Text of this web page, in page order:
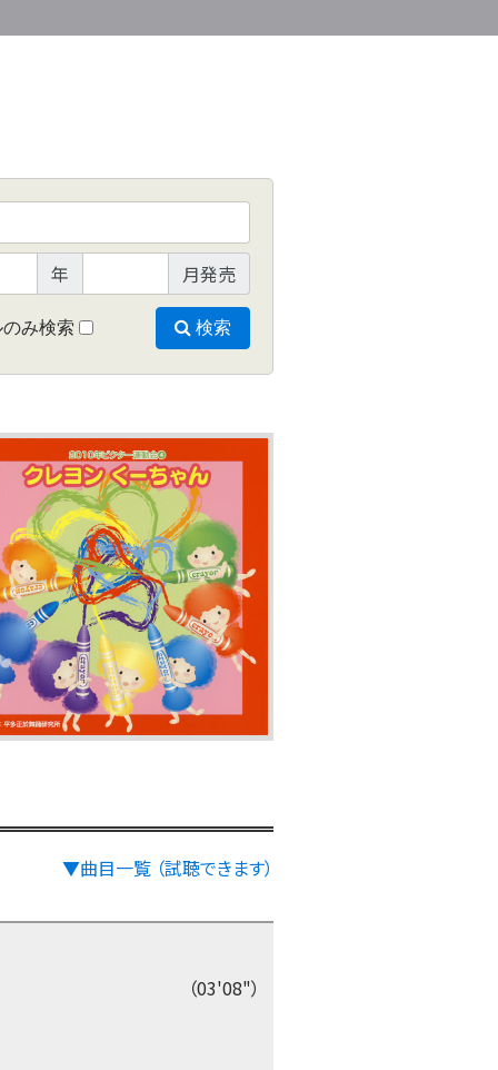
年 月発売
み検索 検索
▼曲目一覧 （試聴できます）
（03'08"）